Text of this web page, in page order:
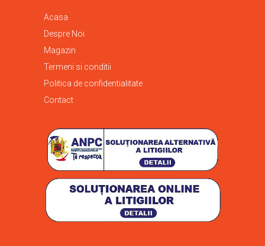
Acasa
Despre Noi
Magazin
Termeni si conditii
Politica de confidentialitate
Contact